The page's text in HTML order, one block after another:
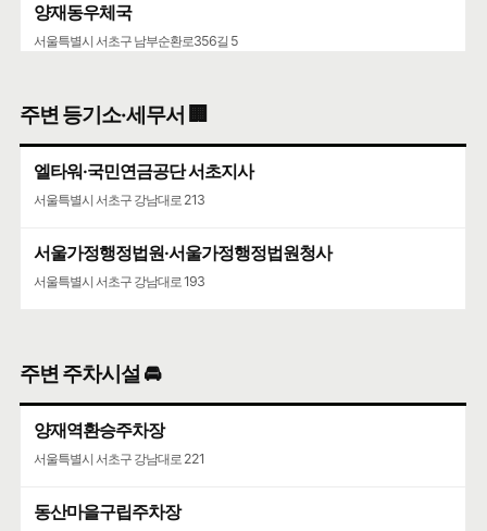
양재동우체국
서울특별시 서초구 남부순환로356길 5
서울특별시 서초구 강남대로 193
주변 등기소·세무서 🏢
엘타워·국민연금공단 서초지사
서울특별시 서초구 강남대로 213
서울가정행정법원·서울가정행정법원청사
서울특별시 서초구 강남대로 193
주변 주차시설 🚘
양재역환승주차장
서울특별시 서초구 강남대로 221
동산마을구립주차장